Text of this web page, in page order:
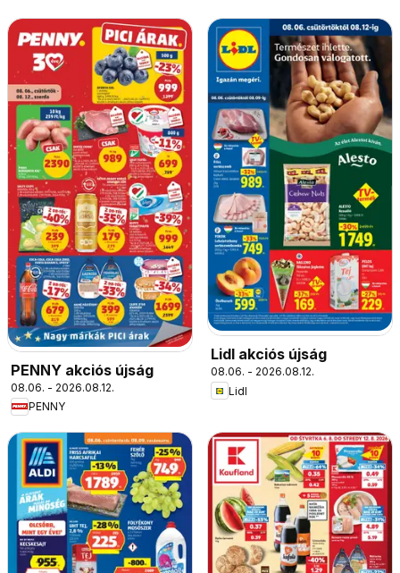
PENNY akciós újság
08.06. - 2026.08.12.
PENNY
Lidl akciós újság
08.06. - 2026.08.12.
Lidl